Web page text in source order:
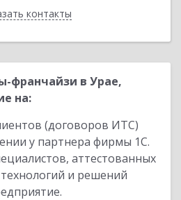
контакты
Назад
франчайзи в Урае,
на:
(договоров ИТС)
у партнера фирмы 1С.
аттестованных
и решений